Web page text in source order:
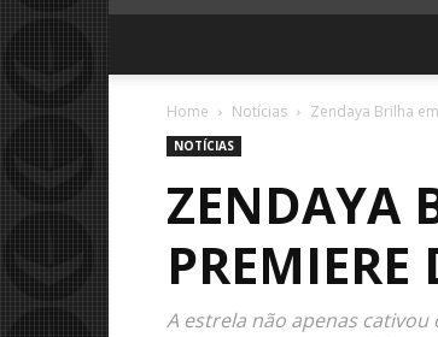
Home Notícias Zendaya Brilha
NOTÍCIAS
ZENDAYA
PREMIERE
A estrela não apenas